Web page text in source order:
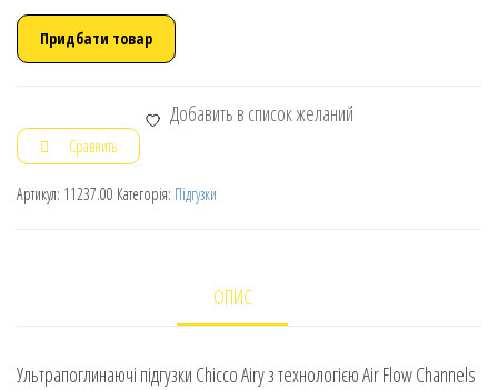
Придбати товар
Добавить в список желаний
Сравнить
Артикул: 11237.00 Категорія: Підгузки
ОПИС
Ультрапоглинаючі підгузки Chicco Airy з технологією Air Flow Channels